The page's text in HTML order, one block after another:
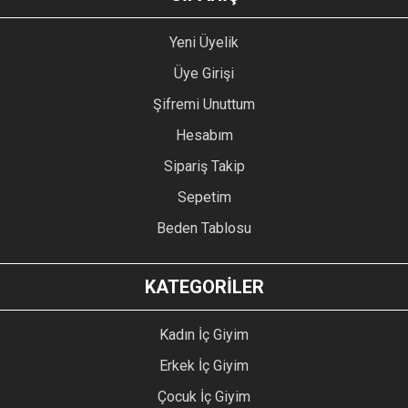
Yeni Üyelik
Üye Girişi
Şifremi Unuttum
Hesabım
Sipariş Takip
Sepetim
Beden Tablosu
KATEGORİLER
Kadın İç Giyim
Erkek İç Giyim
Çocuk İç Giyim